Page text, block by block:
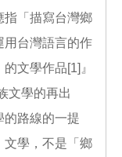
指「描寫台灣鄉
用台灣語言的作
文學作品[1]』
文學的再出
的路線的一提
文學，不是「鄉